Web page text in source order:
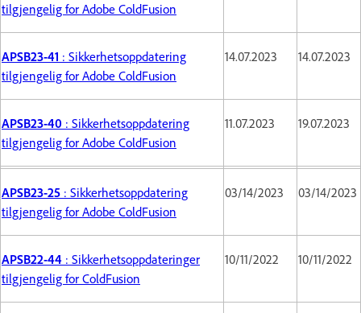
tilgjengelig for Adobe ColdFusion
APSB23-41 : Sikkerhetsoppdatering
tilgjengelig for Adobe ColdFusion
14.07.2023 14.07.2023
APSB23-40 : Sikkerhetsoppdatering
tilgjengelig for Adobe ColdFusion
11.07.2023 19.07.2023
APSB23-25 : Sikkerhetsoppdatering
tilgjengelig for Adobe ColdFusion
03/14/2023 03/14/2023
APSB22-44 : Sikkerhetsoppdateringer
tilgjengelig for ColdFusion
10/11/2022 10/11/2022